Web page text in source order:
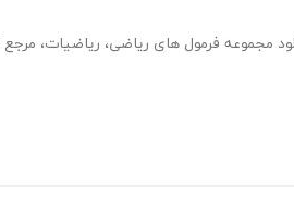
مجموعه فرمول های ریاضی، ریاضیات،